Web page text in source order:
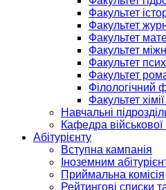
Факультет
Факультет
Факультет
Факультет
Факультет
Факультет
Філологічний
Факультет
Навчальні
Кафедра військової
Абітурієнту
Вступна кампанія
Іноземним
Приймальна комісія
Рейтингові списки